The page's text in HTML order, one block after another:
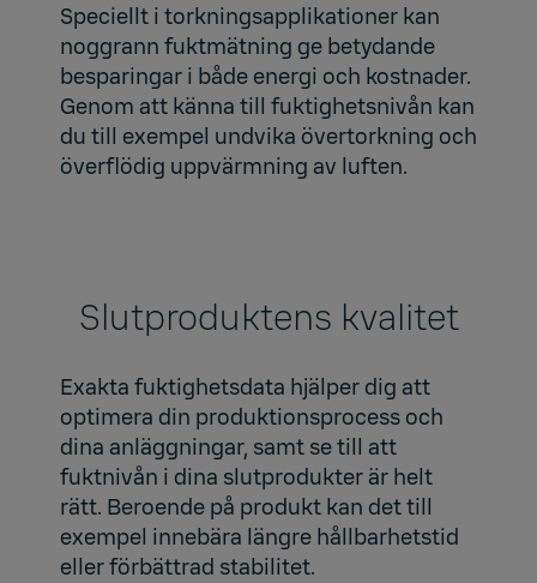
Speciellt i torkningsapplikationer kan
noggrann fuktmätning ge betydande
besparingar i både energi och kostnader.
Genom att känna till fuktighetsnivån kan
du till exempel undvika övertorkning och
överflödig uppvärmning av luften.
Slutproduktens kvalitet
Exakta fuktighetsdata hjälper dig att
optimera din produktionsprocess och
dina anläggningar, samt se till att
fuktnivån i dina slutprodukter är helt
rätt. Beroende på produkt kan det till
exempel innebära längre hållbarhetstid
eller förbättrad stabilitet.